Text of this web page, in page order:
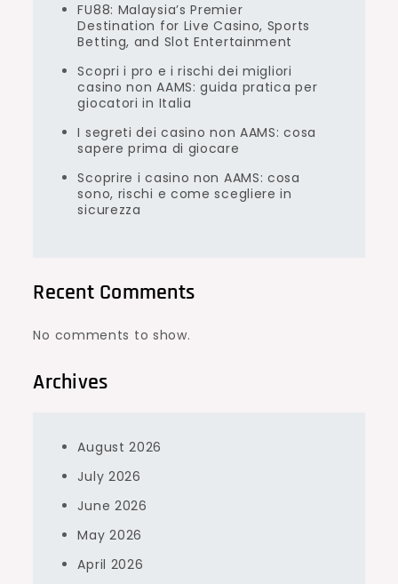
FU88: Malaysia’s Premier
Destination for Live Casino, Sports
Betting, and Slot Entertainment
Scopri i pro e i rischi dei migliori
casino non AAMS: guida pratica per
giocatori in Italia
I segreti dei casino non AAMS: cosa
sapere prima di giocare
Scoprire i casino non AAMS: cosa
sono, rischi e come scegliere in
sicurezza
Recent Comments
No comments to show.
Archives
August 2026
July 2026
June 2026
May 2026
April 2026